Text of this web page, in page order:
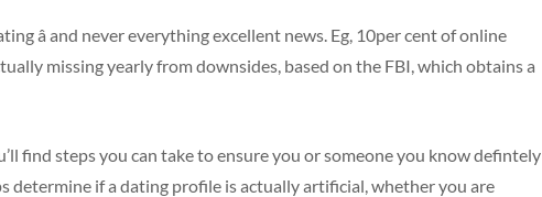
â and never everything excellent news. Eg, 10per cent of online
missing yearly from downsides, based on the FBI, which obtains a
find steps you can take to ensure you or someone you know defintely
determine if a dating profile is actually artificial, whether you are